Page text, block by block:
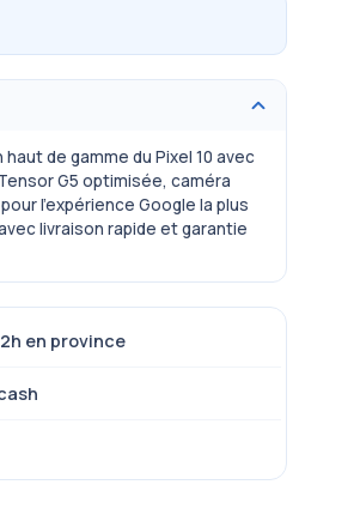
de gamme du Pixel 10 avec
G5 optimisée, caméra
l’expérience Google la plus
livraison rapide et garantie
en province